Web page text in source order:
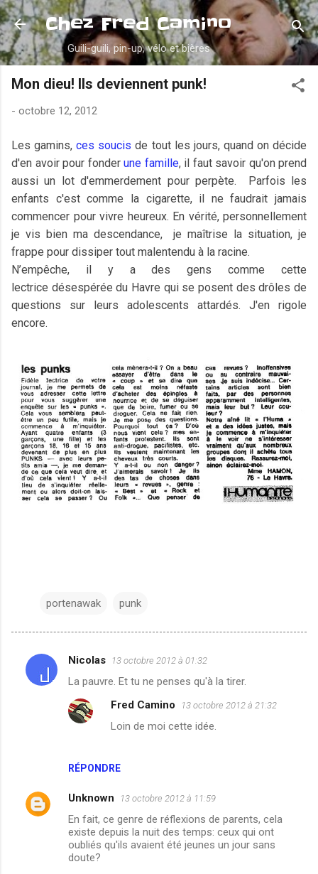
Accéder au contenu principal
Chez Fred Camino
Guili-guili, pin-up, vélo et bières
Mon dieu! Ils deviennent punk!
- octobre 12, 2012
Les gamins,ces soucis de tout les jours, quand on décide
d'en avoir pour fonder une famille, il faut savoir qu'on prend
aussi un lot d'emmerdement pour perpète. Parfois les
enfants c'est comme la cigarette, il ne faudrait jamais
commencer pour vivre heureux. En vérité, personnellement
je vis bien ma descendance, je maîtrise la situation, je
frappe pour dissiper tout malentendu à la racine.
N’empêche, il y a des gens comme cette
lectrice désespérée du Havre qui se posent des drôles de
questions sur leurs adolescents attardés. J'en rigole
encore.
portenawak punk
C
a
Nicolas 13 octobre 2012 à 01:32
La pauvre. Et tu ne penses qu'à la tirer.
RÉPONDRE
Fred Camino 13 octobre 2012 à 21:32
Loin de moi cette idée.
Unknown 13 octobre 2012 à 11:59
En fait, ce genre de réflexions de parents, cela
existe depuis la nuit des temps: ceux qui ont
oubliés qu'ils avaient été jeunes un jour sans
doute?